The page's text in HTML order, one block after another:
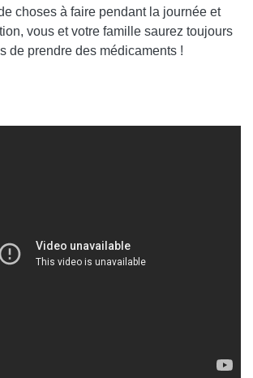
choses à faire pendant la journée et
vous et votre famille saurez toujours
de prendre des médicaments !